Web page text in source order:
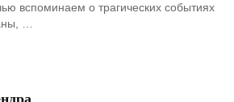
вспоминаем о трагических событиях
…